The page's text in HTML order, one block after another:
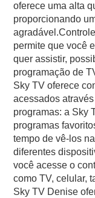
oferece uma alta
proporcionando
permite que você
quer assistir,
programação de
Sky TV oferece
acessados
programas: a Sky
programas
tempo de vê-los
diferentes
você acesse o
como TV, celular,
Sky TV Denise